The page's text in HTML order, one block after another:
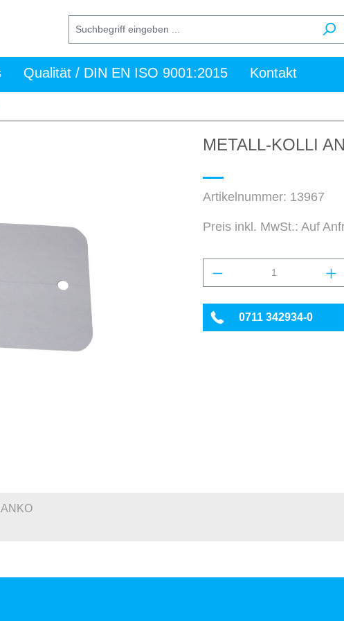
Qualität / DIN EN ISO 9001:2015 Kontakt
METALL-KOLLI
Artikelnummer: 13967
Preis inkl. MwSt.: Auf
Produkt Anzahl:
0711 342934-0